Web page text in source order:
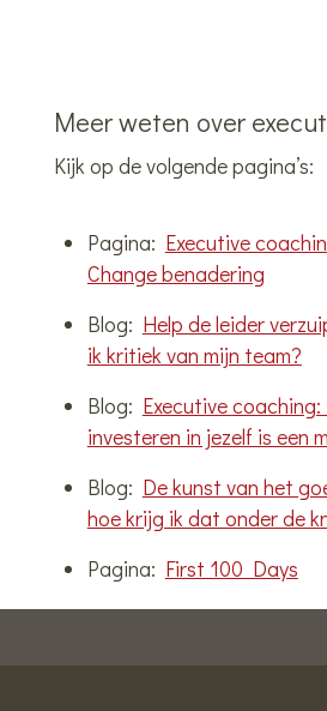
Meer weten over
Kijk op de volgende pagina’s:
Pagina: Executive
Change benadering
Blog: Help de leider
ik kritiek van mijn team?
Blog: Executive
investeren in jezelf is een
Blog: De kunst van het
hoe krijg ik dat onder de
Pagina: First 100 Days